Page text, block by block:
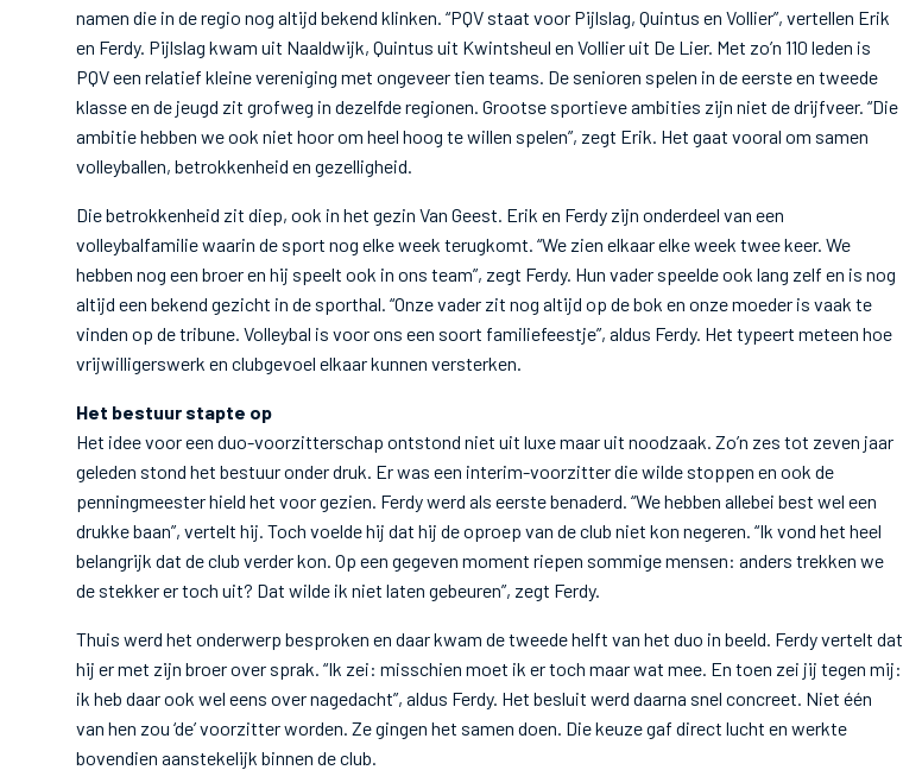
namen die in de regio nog altijd bekend klinken. “PQV staat voor Pijlslag, Quintus en Vollier”, vertellen Erik
en Ferdy. Pijlslag kwam uit Naaldwijk, Quintus uit Kwintsheul en Vollier uit De Lier. Met zo’n 110 leden is
PQV een relatief kleine vereniging met ongeveer tien teams. De senioren spelen in de eerste en tweede
klasse en de jeugd zit grofweg in dezelfde regionen. Grootse sportieve ambities zijn niet de drijfveer. “Die
ambitie hebben we ook niet hoor om heel hoog te willen spelen”, zegt Erik. Het gaat vooral om samen
volleyballen, betrokkenheid en gezelligheid.
Die betrokkenheid zit diep, ook in het gezin Van Geest. Erik en Ferdy zijn onderdeel van een
volleybalfamilie waarin de sport nog elke week terugkomt. “We zien elkaar elke week twee keer. We
hebben nog een broer en hij speelt ook in ons team”, zegt Ferdy. Hun vader speelde ook lang zelf en is nog
altijd een bekend gezicht in de sporthal. “Onze vader zit nog altijd op de bok en onze moeder is vaak te
vinden op de tribune. Volleybal is voor ons een soort familiefeestje”, aldus Ferdy. Het typeert meteen hoe
vrijwilligerswerk en clubgevoel elkaar kunnen versterken.
Het bestuur stapte op
Het idee voor een duo-voorzitterschap ontstond niet uit luxe maar uit noodzaak. Zo’n zes tot zeven jaar
geleden stond het bestuur onder druk. Er was een interim-voorzitter die wilde stoppen en ook de
penningmeester hield het voor gezien. Ferdy werd als eerste benaderd. “We hebben allebei best wel een
drukke baan”, vertelt hij. Toch voelde hij dat hij de oproep van de club niet kon negeren. “Ik vond het heel
belangrijk dat de club verder kon. Op een gegeven moment riepen sommige mensen: anders trekken we
de stekker er toch uit? Dat wilde ik niet laten gebeuren”, zegt Ferdy.
Thuis werd het onderwerp besproken en daar kwam de tweede helft van het duo in beeld. Ferdy vertelt dat
hij er met zijn broer over sprak. “Ik zei: misschien moet ik er toch maar wat mee. En toen zei jij tegen mij:
ik heb daar ook wel eens over nagedacht”, aldus Ferdy. Het besluit werd daarna snel concreet. Niet één
van hen zou ‘de’ voorzitter worden. Ze gingen het samen doen. Die keuze gaf direct lucht en werkte
bovendien aanstekelijk binnen de club.